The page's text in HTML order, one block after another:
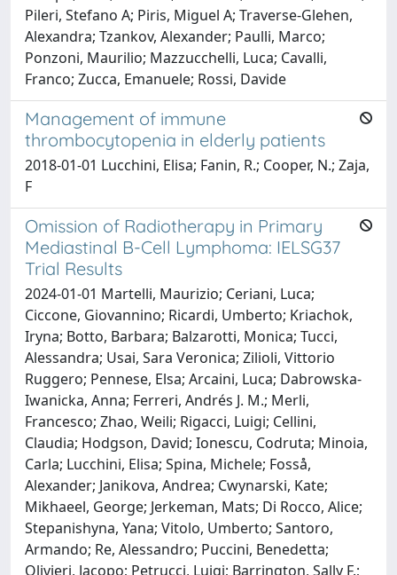
Pileri, Stefano A; Piris, Miguel A; Traverse-Glehen,
Alexandra; Tzankov, Alexander; Paulli, Marco;
Ponzoni, Maurilio; Mazzucchelli, Luca; Cavalli,
Franco; Zucca, Emanuele; Rossi, Davide
Management of immune
thrombocytopenia in elderly patients
2018-01-01 Lucchini, Elisa; Fanin, R.; Cooper, N.; Zaja,
F
Omission of Radiotherapy in Primary
Mediastinal B-Cell Lymphoma: IELSG37
Trial Results
2024-01-01 Martelli, Maurizio; Ceriani, Luca;
Ciccone, Giovannino; Ricardi, Umberto; Kriachok,
Iryna; Botto, Barbara; Balzarotti, Monica; Tucci,
Alessandra; Usai, Sara Veronica; Zilioli, Vittorio
Ruggero; Pennese, Elsa; Arcaini, Luca; Dabrowska-
Iwanicka, Anna; Ferreri, Andrés J. M.; Merli,
Francesco; Zhao, Weili; Rigacci, Luigi; Cellini,
Claudia; Hodgson, David; Ionescu, Codruta; Minoia,
Carla; Lucchini, Elisa; Spina, Michele; Fosså,
Alexander; Janikova, Andrea; Cwynarski, Kate;
Mikhaeel, George; Jerkeman, Mats; Di Rocco, Alice;
Stepanishyna, Yana; Vitolo, Umberto; Santoro,
Armando; Re, Alessandro; Puccini, Benedetta;
Olivieri, Jacopo; Petrucci, Luigi; Barrington, Sally F.;